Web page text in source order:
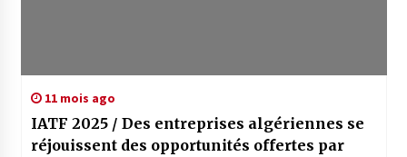
11 mois ago
IATF 2025 / Des entreprises algériennes se
réjouissent des opportunités offertes par